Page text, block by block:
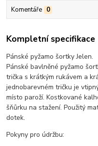
Komentáře 0
Kompletní specifikace
Pánské pyžamo šortky Jelen.
Pánské bavlněné pyžamo
trička s krátkým rukávem a
jednobarevném tričku je
místo paroží. Kostkované
šňůrku na stažení. Použitý
dotek.
Pokyny pro údržbu: